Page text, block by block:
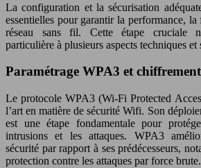
La configuration et la sécurisation
essentielles pour garantir la performance,
réseau sans fil. Cette étape cruciale
particulière à plusieurs aspects techniques et
Paramétrage WPA3 et
Le protocole WPA3 (Wi-Fi Protected
l’art en matière de sécurité Wifi. Son
est une étape fondamentale pour
intrusions et les attaques. WPA3
sécurité par rapport à ses prédécesseurs,
protection contre les attaques par force brute.